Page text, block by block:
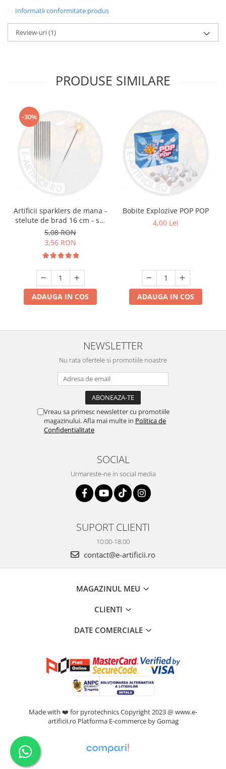
Informatii conformitate produs
Review-uri(1)
PRODUSE SIMILARE
-30%
Artificii sparklers de mana -
stelute de brad 16 cm - set
10 buc
5,08 RON
3,56 RON
ADAUGA IN COS
Bobite Explozive POP POP
4,00 Lei
ADAUGA IN COS
NEWSLETTER
Nu rata ofertele si promotiile noastre
Vreau sa primesc newsletter cu promotiile
magazinului. Afla mai multe in Politica de
Confidentialitate
SOCIAL
Urmareste-ne in social media
SUPORT CLIENTI
10:00-18:00
contact@e-artificii.ro
MAGAZINUL MEU
CLIENTI
DATE COMERCIALE
Made with ❤️ for pyrotechnics Copyright 2023 @ www.e-
artificii.ro Platforma E-commerce by Gomag